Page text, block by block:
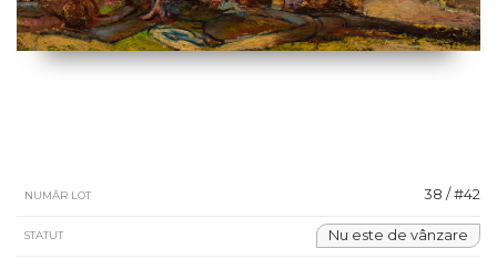
NUMĂR LOT 38 / #42
STATUT Nu este de vânzare